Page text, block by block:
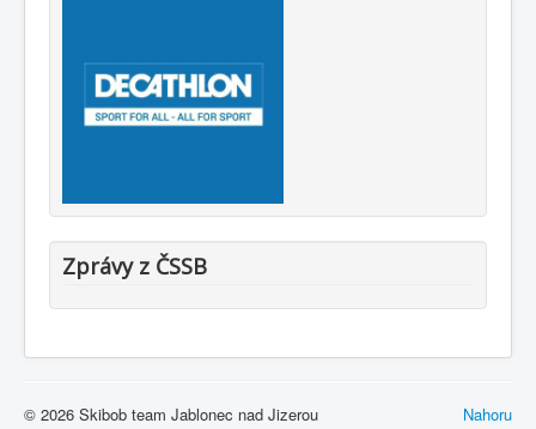
Zprávy z ČSSB
Nahoru
© 2026 Skibob team Jablonec nad Jizerou